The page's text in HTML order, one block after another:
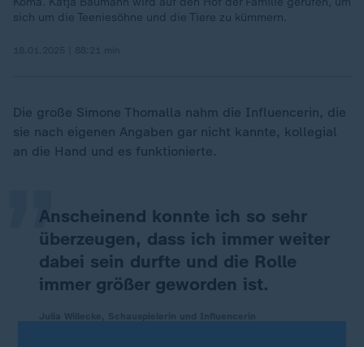
sich um die Teeniesöhne und die Tiere zu kümmern.
Die große Simone Thomalla nahm die Influencerin, die
sie nach eigenen Angaben gar nicht kannte, kollegial
an die Hand und es funktionierte.
Anscheinend konnte ich so sehr
überzeugen, dass ich immer weiter
dabei sein durfte und die Rolle
immer größer geworden ist.
„